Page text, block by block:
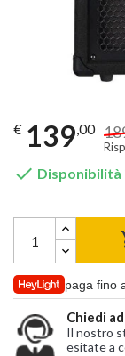
€ 139,00
 Disponibilità
paga fino
Chiedi
Il nostro
esitate a